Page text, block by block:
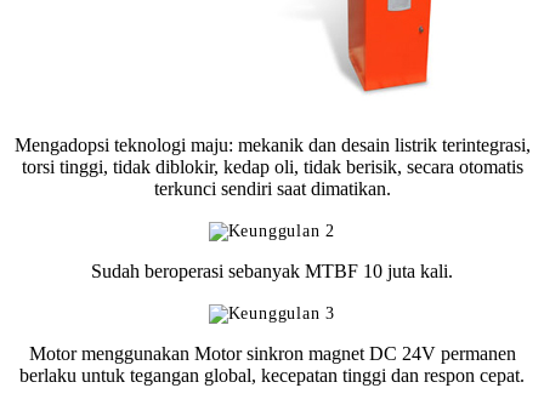
Mengadopsi teknologi maju: mekanik dan desain listrik terintegrasi,
torsi tinggi, tidak diblokir, kedap oli, tidak berisik, secara otomatis
terkunci sendiri saat dimatikan.
Sudah beroperasi sebanyak MTBF 10 juta kali.
Motor menggunakan Motor sinkron magnet DC 24V permanen
berlaku untuk tegangan global, kecepatan tinggi dan respon cepat.